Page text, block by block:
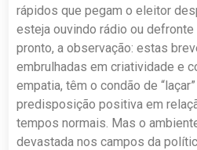
rápidos que pegam o eleitor
esteja ouvindo rádio ou defronte
pronto, a observação: estas
embrulhadas em criatividade e
empatia, têm o condão de
predisposição positiva em
tempos normais. Mas o
devastada nos campos da